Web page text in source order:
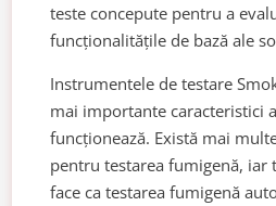
teste concepute pentru a
funcționalitățile de bază ale
Instrumentele de testare
mai importante caracteristici
funcționează. Există mai
pentru testarea fumigenă, iar
face ca testarea fumigenă